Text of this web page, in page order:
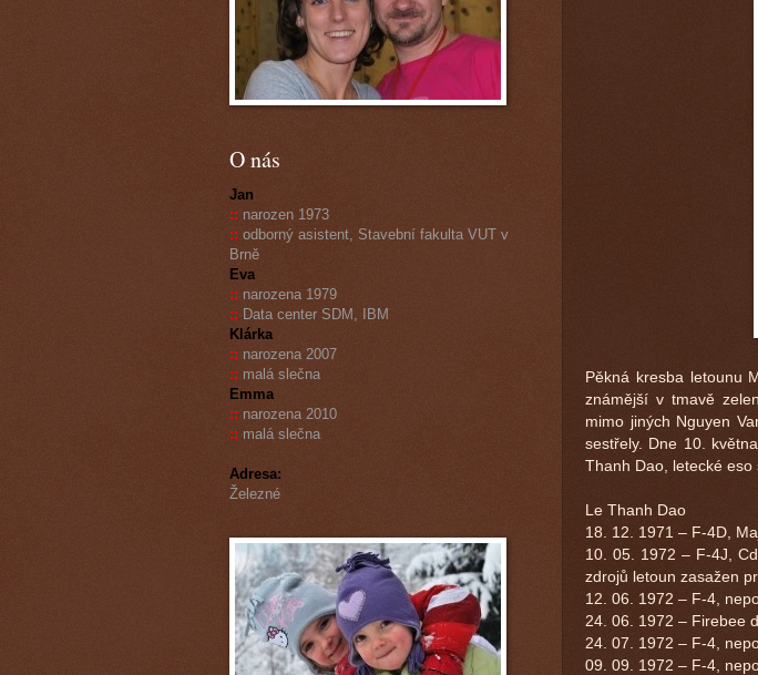
Pěkná kresba letounu
známější v tmavě
mimo jiných Nguyen
sestřely. Dne 10.
Thanh Dao, letecké eso
Le Thanh Dao
18. 12. 1971 – F-4D,
10. 05. 1972 – F-4J,
zdrojů letoun zasažen
12. 06. 1972 – F-4,
24. 06. 1972 – Firebee
24. 07. 1972 – F-4,
09. 09. 1972 – F-4,
O nás
Jan
:: narozen 1973
:: odborný asistent, Stavební fakulta VUT v
Brně
Eva
:: narozena 1979
:: Data center SDM, IBM
Klárka
:: narozena 2007
:: malá slečna
Emma
:: narozena 2010
:: malá slečna
Adresa:
Železné